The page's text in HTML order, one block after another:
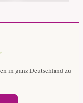
in ganz Deutschland zu